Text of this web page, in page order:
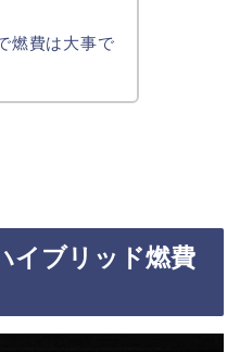
燃費は大事で
イブリッド燃費